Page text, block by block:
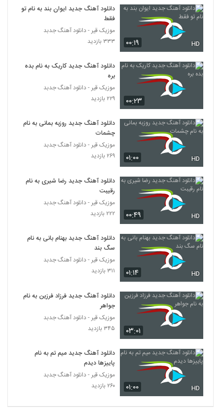
5328
۲۵۵ بازدید
5329
دانلود آهنگ هادی مستان مست و خراب
(Hadi Mastan Masto Kharab)
موزیک زیبای به درک از ارسلان فهیمی
5331
دانلود آهنگ شیدایی (به همراه مصطفی
شریفی) از امیر سهرابی
5332
دانلود آهنگ وقت رفتن از شاهین میری به
همراه متن ترانه
آهنگ دیگه برنگرد از مهدی رفعتی(پاپ)
5334
حمید سمندرپور آهنگ انتظار
۲۴۶ بازدید
موزیک زیبای شقایق از آرمان گرشاسبی
۲۹۷ بازدید
Yaghoubi Divoonegi)
۲۴۵ بازدید
5337
دانلود آهنگ رضا بیدرام زندگی
احسان قربان زاده آهنگ تو که نباشى
۰۰:۱۹ HD
دانلود آهنگ جدید ایوان بند به نام تو
فقط
موزیک قیر - دانلود آهنگ جدبد
۳۳۳ بازدید
۰۰:۲۳
دانلود آهنگ جدید کاریک به نام بده
بره
موزیک قیر - دانلود آهنگ جدبد
۲۲۹ بازدید
۰۱:۰۰ HD
دانلود آهنگ جدید روزبه بمانی به نام
چشمات
موزیک قیر - دانلود آهنگ جدبد
۲۶۹ بازدید
۰۰:۴۹ HD
دانلود آهنگ جدید رضا شیری به نام
رقیبت
موزیک قیر - دانلود آهنگ جدبد
۲۲۲ بازدید
۰۱:۱۴ HD
دانلود آهنگ جدید بهنام بانی به نام
سگ بند
موزیک قیر - دانلود آهنگ جدبد
۳۱۱ بازدید
۰۳:۰۱
دانلود آهنگ جدید فرزاد فرزین به نام
جواهر
موزیک قیر - دانلود آهنگ جدبد
۳۴۵ بازدید
۰۱:۰۰ HD
دانلود آهنگ جدید میم تم به نام
پاییزها دیدم
موزیک قیر - دانلود آهنگ جدبد
۲۶۰ بازدید